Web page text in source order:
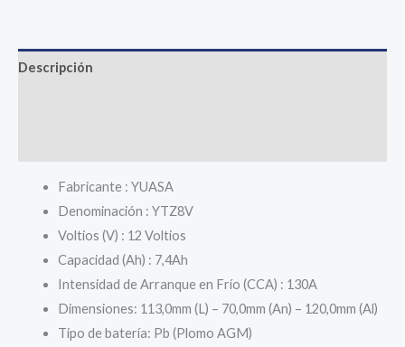
Descripción
Fabricante : YUASA
Denominación : YTZ8V
Voltios (V) : 12 Voltios
Capacidad (Ah) : 7,4Ah
Intensidad de Arranque en Frío (CCA) : 130A
Dimensiones: 113,0mm (L) – 70,0mm (An) – 120,0mm (Al)
Tipo de batería: Pb (Plomo AGM)